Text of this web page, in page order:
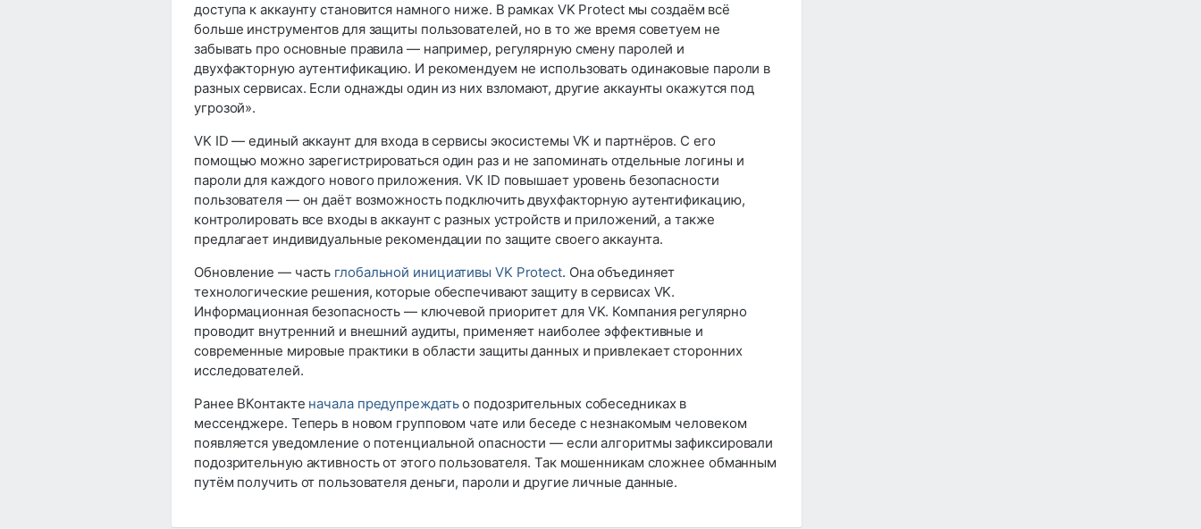
доступа к аккаунту становится намного ниже. В рамках VK Protect мы создаём всё
больше инструментов для защиты пользователей, но в то же время советуем не
забывать про основные правила — например, регулярную смену паролей и
двухфакторную аутентификацию. И рекомендуем не использовать одинаковые пароли в
разных сервисах. Если однажды один из них взломают, другие аккаунты окажутся под
угрозой».
VK ID — единый аккаунт для входа в сервисы экосистемы VK и партнёров. С его
помощью можно зарегистрироваться один раз и не запоминать отдельные логины и
пароли для каждого нового приложения. VK ID повышает уровень безопасности
пользователя — он даёт возможность подключить двухфакторную аутентификацию,
контролировать все входы в аккаунт с разных устройств и приложений, а также
предлагает индивидуальные рекомендации по защите своего аккаунта.
Обновление — часть глобальной инициативы VK Protect. Она объединяет
технологические решения, которые обеспечивают защиту в сервисах VK.
Информационная безопасность — ключевой приоритет для VK. Компания регулярно
проводит внутренний и внешний аудиты, применяет наиболее эффективные и
современные мировые практики в области защиты данных и привлекает сторонних
исследователей.
Ранее ВКонтакте начала предупреждатьо подозрительных собеседниках в
мессенджере. Теперь в новом групповом чате или беседе с незнакомым человеком
появляется уведомление о потенциальной опасности — если алгоритмы зафиксировали
подозрительную активность от этого пользователя. Так мошенникам сложнее обманным
путём получить от пользователя деньги, пароли и другие личные данные.